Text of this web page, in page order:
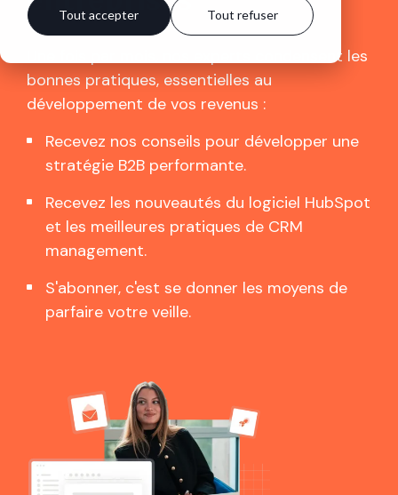
Tout accepter Tout refuser
Une fois par mois, nos experts condensent les
bonnes pratiques, essentielles au
développement de vos revenus :
Recevez nos conseils pour développer une
stratégie B2B performante.
Recevez les nouveautés du logiciel HubSpot
et les meilleures pratiques de CRM
management.
S'abonner, c'est se donner les moyens de
parfaire votre veille.